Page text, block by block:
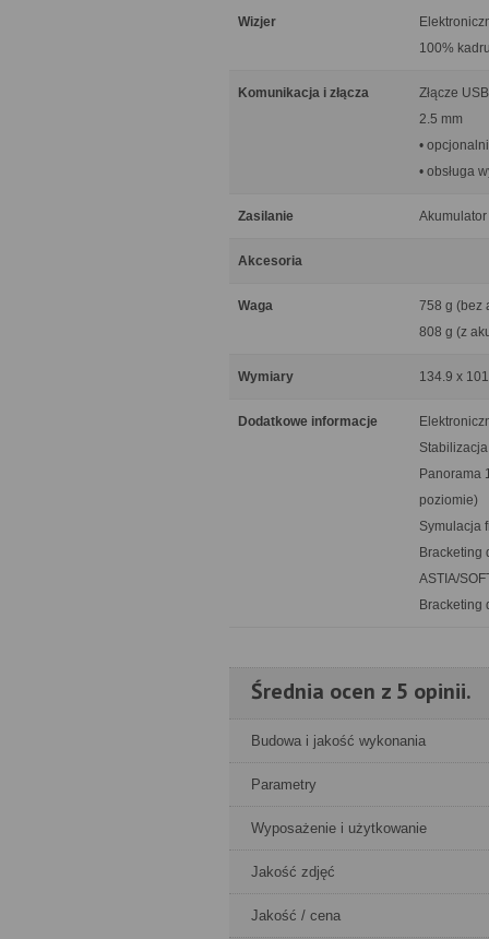
Wizjer
100%
Komunikacja i złącza
Złącze
2.5 mm
•
• obsługa
Zasilanie
Akcesoria
Waga
758 g (bez
808 g (z
Wymiary 134.9 x
Dodatkowe informacje
Panorama
poziomie)
Symulacja
Bracketing
ASTIA/
Bracketing
Średnia ocen z 5 opinii.
Budowa i jakość wykonania
Parametry
Wyposażenie i użytkowanie
Jakość zdjęć
Jakość / cena